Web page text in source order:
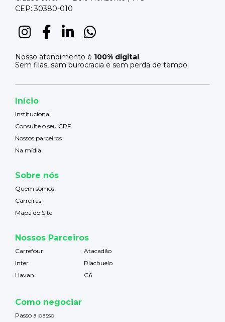
CEP: 30380-010
Nosso atendimento é 100% digital.
Sem filas, sem burocracia e sem perda de tempo.
Início
Institucional
Consulte o seu CPF
Nossos parceiros
Na mídia
Sobre nós
Quem somos
Carreiras
Mapa do Site
Nossos Parceiros
Carrefour
Atacadão
Inter
Riachuelo
Havan
C6
Como negociar
Passo a passo